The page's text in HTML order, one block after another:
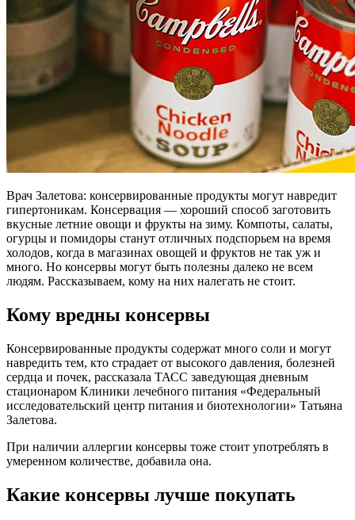
Врач Залетова: консервированные продукты могут навредит
гипертоникам. Консервация — хороший способ заготовить
вкусные летние овощи и фрукты на зиму. Компоты, салаты,
огурцы и помидоры станут отличных подспорьем на время
холодов, когда в магазинах овощей и фруктов не так уж и
много. Но консервы могут быть полезны далеко не всем
людям. Рассказываем, кому на них налегать не стоит.
Кому вредны консервы
Консервированные продукты содержат много соли и могут
навредить тем, кто страдает от высокого давления, болезней
сердца и почек, рассказала ТАСС заведующая дневным
стационаром Клиники лечебного питания «Федеральный
исследовательский центр питания и биотехнологии» Татьяна
Залетова.
При наличии аллергии консервы тоже стоит употреблять в
умеренном количестве, добавила она.
Какие консервы лучше покупать